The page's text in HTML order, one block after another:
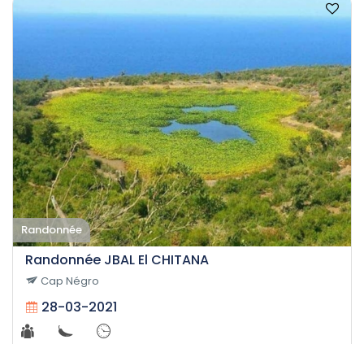
Randonnée
Randonnée JBAL El CHITANA
Cap Négro
28-03-2021